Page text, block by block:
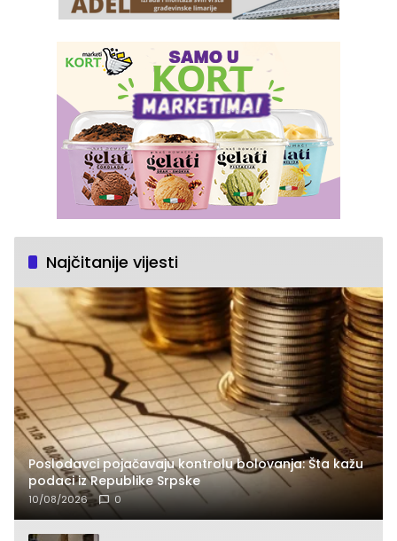
Najčitanije vijesti
Poslodavci pojačavaju kontrolu bolovanja: Šta kažu
podaci iz Republike Srpske
10/08/2026 0